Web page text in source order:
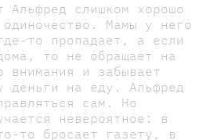
Альфред слишком хорошо
Мамы у него
то пропадает, а если
то не обращает на
внимания и забывает
деньги на еду. Альфред
сам. Но
невероятное: в
то бросает газету, в